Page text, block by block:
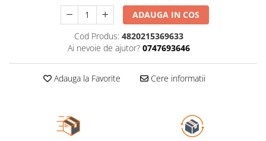
ADAUGA IN COS
Cod Produs: 4820215369633
Ai nevoie de ajutor? 0747693646
Adauga la Favorite Cere informatii